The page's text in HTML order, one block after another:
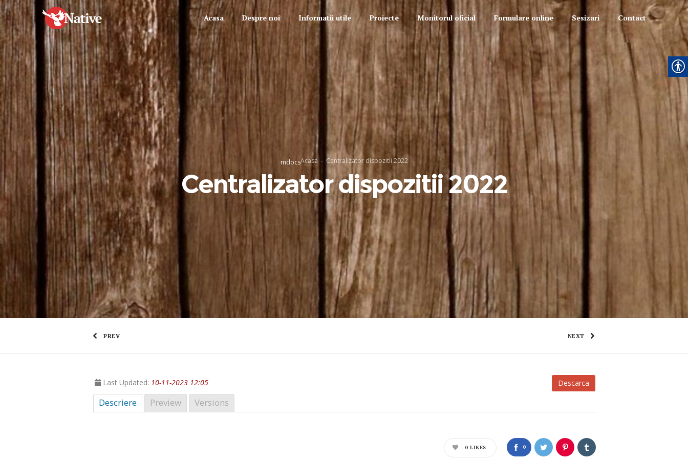
Acasa Despre noi Informatii utile Proiecte Monitorul oficial Formulare online Sesizari Contact
mdocsAcasa Centralizator dispozitii 2022
Centralizator dispozitii 2022
PREV NEXT
Descarca
Last Updated: 10-11-2023 12:05
Descriere Preview Versions
0
0 LIKES